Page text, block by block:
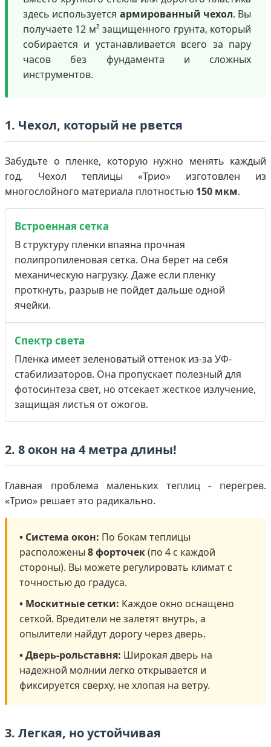
здесь используется армированный чехол. Вы
получаете 12 м² защищенного грунта, который
собирается и устанавливается всего за пару
часов без фундамента и сложных
инструментов.
1. Чехол, который не рвется
Забудьте о пленке, которую нужно менять каждый
год. Чехол теплицы «Трио» изготовлен из
многослойного материала плотностью 150 мкм.
Встроенная сетка
В структуру пленки впаяна прочная
полипропиленовая сетка. Она берет на себя
механическую нагрузку. Даже если пленку
проткнуть, разрыв не пойдет дальше одной
ячейки.
Спектр света
Пленка имеет зеленоватый оттенок из-за УФ-
стабилизаторов. Она пропускает полезный для
фотосинтеза свет, но отсекает жесткое излучение,
защищая листья от ожогов.
2. 8 окон на 4 метра длины!
Главная проблема маленьких теплиц - перегрев.
«Трио» решает это радикально.
• Система окон: По бокам теплицы
расположены 8 форточек(по 4 с каждой
стороны). Вы можете регулировать климат с
точностью до градуса.
• Москитные сетки: Каждое окно оснащено
сеткой. Вредители не залетят внутрь, а
опылители найдут дорогу через дверь.
• Дверь-рольставня: Широкая дверь на
надежной молнии легко открывается и
фиксируется сверху, не хлопая на ветру.
3. Легкая, но устойчивая